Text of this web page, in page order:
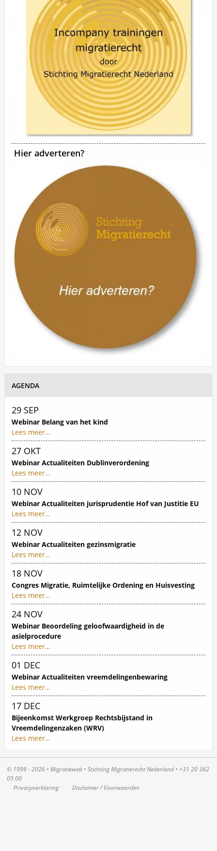
Hier adverteren?
AGENDA
Datum van evenement
29 SEP
Webinar Belang van het kind
Lees meer…
Datum van evenement
27 OKT
Webinar Actualiteiten Dublinverordening
Lees meer…
Datum van evenement
10 NOV
Webinar Actualiteiten jurisprudentie Hof van Justitie EU
Lees meer…
Datum van evenement
12 NOV
Webinar Actualiteiten gezinsmigratie
Lees meer…
Datum van evenement
18 NOV
Congres Migratie, Ruimtelijke Ordening en Huisvesting
Lees meer…
Datum van evenement
24 NOV
Webinar Beoordeling geloofwaardigheid in de
asielprocedure
Lees meer…
Datum van evenement
01 DEC
Webinar Actualiteiten vreemdelingenbewaring
Lees meer…
Datum van evenement
17 DEC
Bijeenkomst Werkgroep Rechtsbijstand in
Vreemdelingenzaken (WRV)
Lees meer…
© 1999 - 2026 • Migratieweb • Stichting Migratierecht Nederland • +31 20 362
05 00
Privacyverklaring
Disclaimer / Voorwaarden